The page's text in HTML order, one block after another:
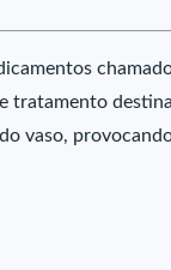
tratamento
vaso,